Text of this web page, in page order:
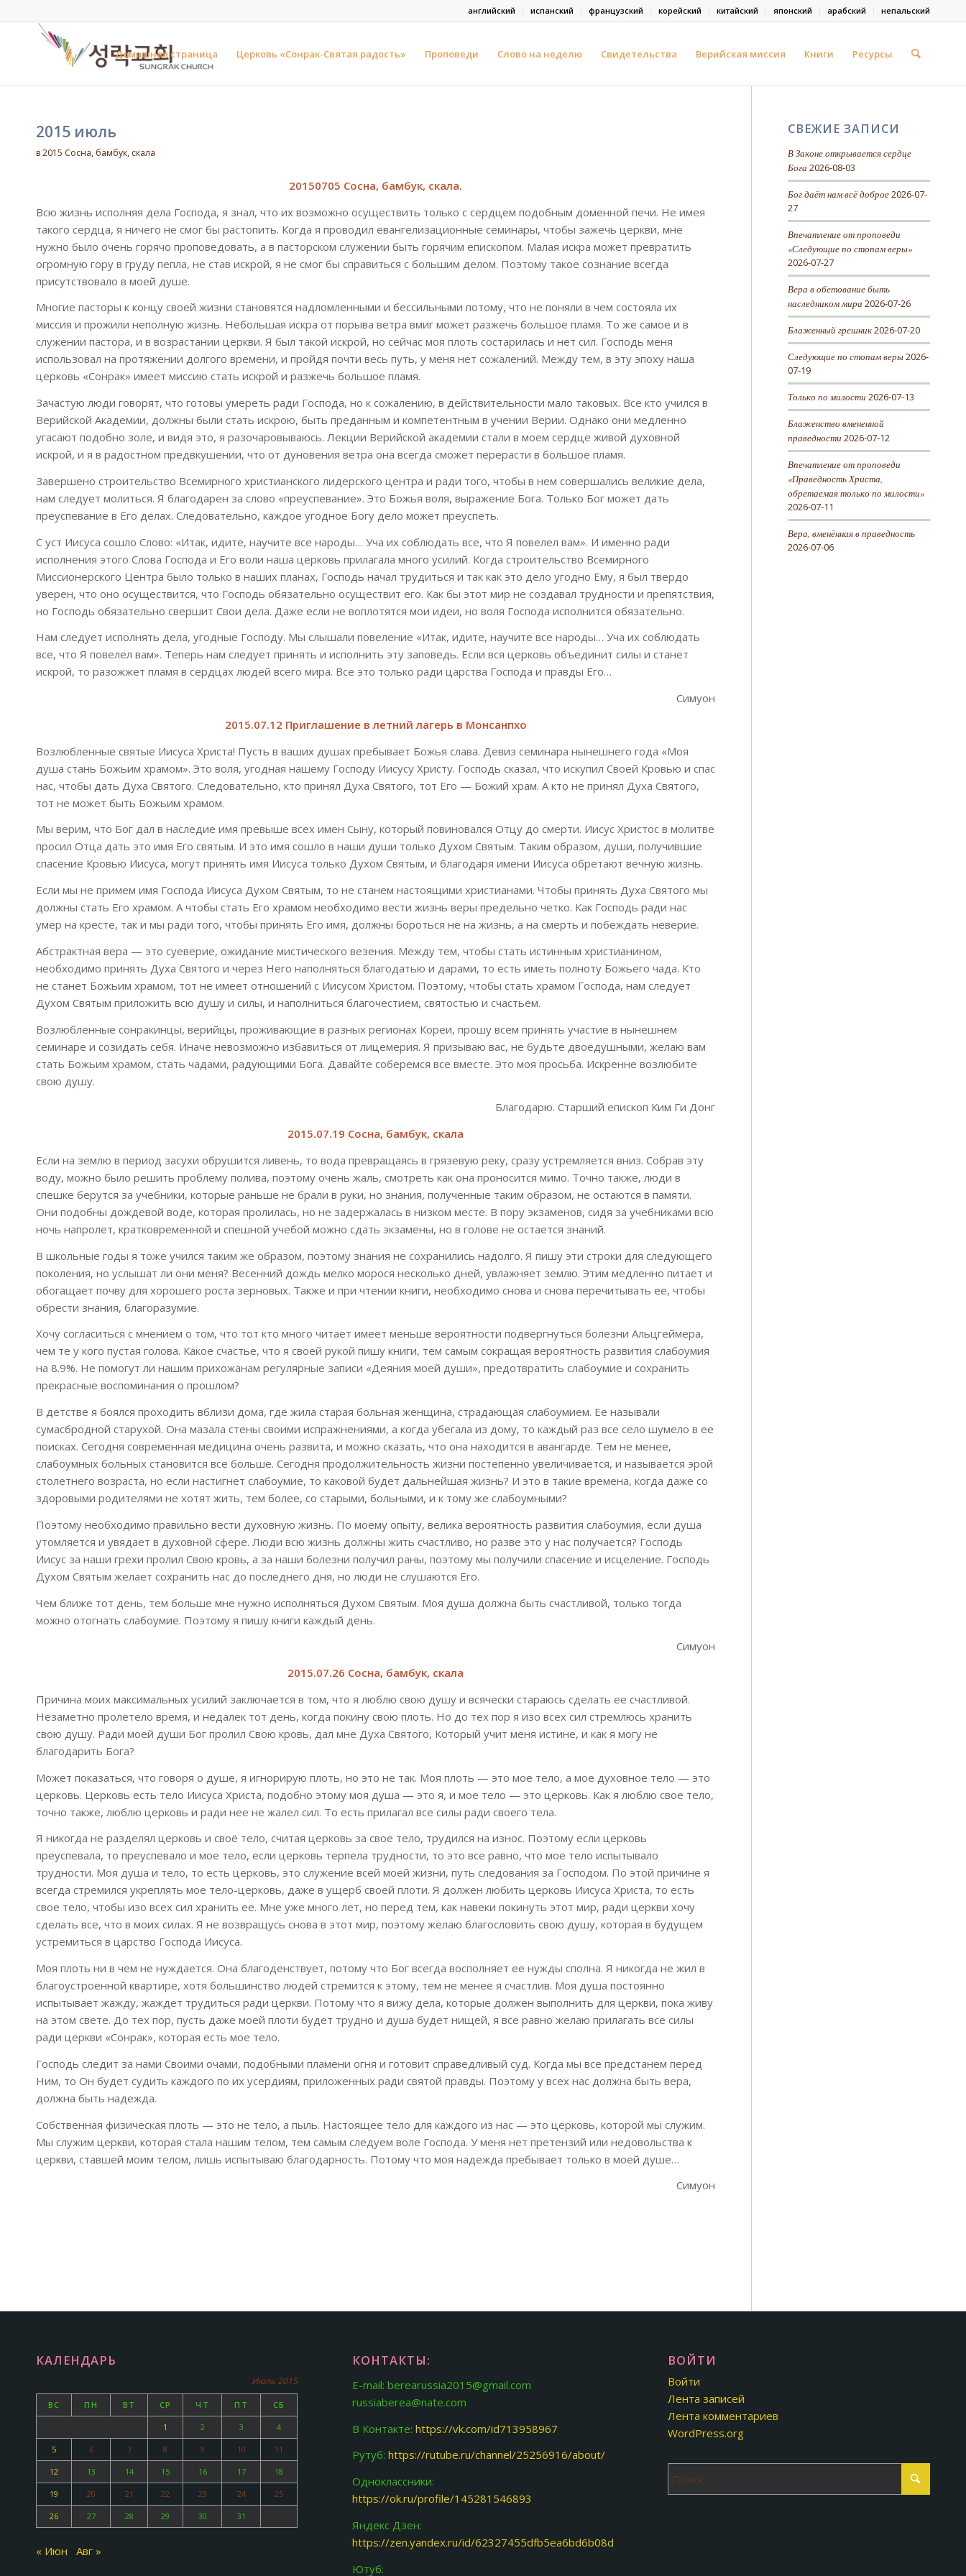
английский испанский французский корейский китайский японский арабский непальский
Домашняя страница Церковь «Сонрак-Святая радость» Проповеди Слово на неделю Свидетельства Верийская миссия Книги Ресурсы
2015 июль
в2015 Сосна, бамбук, скала
20150705 Сосна, бамбук, скала.
Всю жизнь исполняя дела Господа, я знал, что их возможно осуществить только с сердцем подобным доменной печи. Не имея
такого сердца, я ничего не смог бы растопить. Когда я проводил евангелизационные семинары, чтобы зажечь церкви, мне
нужно было очень горячо проповедовать, а в пасторском служении быть горячим епископом. Малая искра может превратить
огромную гору в груду пепла, не став искрой, я не смог бы справиться с большим делом. Поэтому такое сознание всегда
присутствовало в моей душе.
Многие пасторы к концу своей жизни становятся надломленными и бессильными потому, что не поняли в чем состояла их
миссия и прожили неполную жизнь. Небольшая искра от порыва ветра вмиг может разжечь большое пламя. То же самое и в
служении пастора, и в возрастании церкви. Я был такой искрой, но сейчас моя плоть состарилась и нет сил. Господь меня
использовал на протяжении долгого времени, и пройдя почти весь путь, у меня нет сожалений. Между тем, в эту эпоху наша
церковь «Сонрак» имеет миссию стать искрой и разжечь большое пламя.
Зачастую люди говорят, что готовы умереть ради Господа, но к сожалению, в действительности мало таковых. Все кто учился в
Верийской Академии, должны были стать искрою, быть преданным и компетентным в учении Верии. Однако они медленно
угасают подобно золе, и видя это, я разочаровываюсь. Лекции Верийской академии стали в моем сердце живой духовной
искрой, и я в радостном предвкушении, что от дуновения ветра она всегда сможет перерасти в большое пламя.
Завершено строительство Всемирного христианского лидерского центра и ради того, чтобы в нем совершались великие дела,
нам следует молиться. Я благодарен за слово «преуспевание». Это Божья воля, выражение Бога. Только Бог может дать
преуспевание в Его делах. Следовательно, каждое угодное Богу дело может преуспеть.
С уст Иисуса сошло Слово: «Итак, идите, научите все народы… Уча их соблюдать все, что Я повелел вам». И именно ради
исполнения этого Слова Господа и Его воли наша церковь прилагала много усилий. Когда строительство Всемирного
Миссионерского Центра было только в наших планах, Господь начал трудиться и так как это дело угодно Ему, я был твердо
уверен, что оно осуществится, что Господь обязательно осуществит его. Как бы этот мир не создавал трудности и препятствия,
но Господь обязательно свершит Свои дела. Даже если не воплотятся мои идеи, но воля Господа исполнится обязательно.
Нам следует исполнять дела, угодные Господу. Мы слышали повеление «Итак, идите, научите все народы… Уча их соблюдать
все, что Я повелел вам». Теперь нам следует принять и исполнить эту заповедь. Если вся церковь объединит силы и станет
искрой, то разожжет пламя в сердцах людей всего мира. Все это только ради царства Господа и правды Его…
Симуон
2015.07.12 Приглашение в летний лагерь в Монсанпхо
Возлюбленные святые Иисуса Христа! Пусть в ваших душах пребывает Божья слава. Девиз семинара нынешнего года «Моя
душа стань Божьим храмом». Это воля, угодная нашему Господу Иисусу Христу. Господь сказал, что искупил Своей Кровью и спас
нас, чтобы дать Духа Святого. Следовательно, кто принял Духа Святого, тот Его — Божий храм. А кто не принял Духа Святого,
тот не может быть Божьим храмом.
Мы верим, что Бог дал в наследие имя превыше всех имен Сыну, который повиновался Отцу до смерти. Иисус Христос в молитве
просил Отца дать это имя Его святым. И это имя сошло в наши души только Духом Святым. Таким образом, души, получившие
спасение Кровью Иисуса, могут принять имя Иисуса только Духом Святым, и благодаря имени Иисуса обретают вечную жизнь.
Если мы не примем имя Господа Иисуса Духом Святым, то не станем настоящими христианами. Чтобы принять Духа Святого мы
должны стать Его храмом. А чтобы стать Его храмом необходимо вести жизнь веры предельно четко. Как Господь ради нас
умер на кресте, так и мы ради того, чтобы принять Его имя, должны бороться не на жизнь, а на смерть и побеждать неверие.
Абстрактная вера — это суеверие, ожидание мистического везения. Между тем, чтобы стать истинным христианином,
необходимо принять Духа Святого и через Него наполняться благодатью и дарами, то есть иметь полноту Божьего чада. Кто
не станет Божьим храмом, тот не имеет отношений с Иисусом Христом. Поэтому, чтобы стать храмом Господа, нам следует
Духом Святым приложить всю душу и силы, и наполниться благочестием, святостью и счастьем.
Возлюбленные сонракинцы, верийцы, проживающие в разных регионах Кореи, прошу всем принять участие в нынешнем
семинаре и созидать себя. Иначе невозможно избавиться от лицемерия. Я призываю вас, не будьте двоедушными, желаю вам
стать Божьим храмом, стать чадами, радующими Бога. Давайте соберемся все вместе. Это моя просьба. Искренне возлюбите
свою душу.
Благодарю. Старший епископ Ким Ги Донг
2015.07.19 Сосна, бамбук, скала
Если на землю в период засухи обрушится ливень, то вода превращаясь в грязевую реку, сразу устремляется вниз. Собрав эту
воду, можно было решить проблему полива, поэтому очень жаль, смотреть как она проносится мимо. Точно также, люди в
спешке берутся за учебники, которые раньше не брали в руки, но знания, полученные таким образом, не остаются в памяти.
Они подобны дождевой воде, которая пролилась, но не задержалась в низком месте. В пору экзаменов, сидя за учебниками всю
ночь напролет, кратковременной и спешной учебой можно сдать экзамены, но в голове не остается знаний.
В школьные годы я тоже учился таким же образом, поэтому знания не сохранились надолго. Я пишу эти строки для следующего
поколения, но услышат ли они меня? Весенний дождь мелко морося несколько дней, увлажняет землю. Этим медленно питает и
обогащает почву для хорошего роста зерновых. Также и при чтении книги, необходимо снова и снова перечитывать ее, чтобы
обрести знания, благоразумие.
Хочу согласиться с мнением о том, что тот кто много читает имеет меньше вероятности подвергнуться болезни Альцгеймера,
чем те у кого пустая голова. Какое счастье, что я своей рукой пишу книги, тем самым сокращая вероятность развития слабоумия
на 8.9%. Не помогут ли нашим прихожанам регулярные записи «Деяния моей души», предотвратить слабоумие и сохранить
прекрасные воспоминания о прошлом?
В детстве я боялся проходить вблизи дома, где жила старая больная женщина, страдающая слабоумием. Ее называли
сумасбродной старухой. Она мазала стены своими испражнениями, а когда убегала из дому, то каждый раз все село шумело в ее
поисках. Сегодня современная медицина очень развита, и можно сказать, что она находится в авангарде. Тем не менее,
слабоумных больных становится все больше. Сегодня продолжительность жизни постепенно увеличивается, и называется эрой
столетнего возраста, но если настигнет слабоумие, то каковой будет дальнейшая жизнь? И это в такие времена, когда даже со
здоровыми родителями не хотят жить, тем более, со старыми, больными, и к тому же слабоумными?
Поэтому необходимо правильно вести духовную жизнь. По моему опыту, велика вероятность развития слабоумия, если душа
утомляется и увядает в духовной сфере. Люди всю жизнь должны жить счастливо, но разве это у нас получается? Господь
Иисус за наши грехи пролил Свою кровь, а за наши болезни получил раны, поэтому мы получили спасение и исцеление. Господь
Духом Святым желает сохранить нас до последнего дня, но люди не слушаются Его.
Чем ближе тот день, тем больше мне нужно исполняться Духом Святым. Моя душа должна быть счастливой, только тогда
можно отогнать слабоумие. Поэтому я пишу книги каждый день.
Симуон
2015.07.26 Сосна, бамбук, скала
Причина моих максимальных усилий заключается в том, что я люблю свою душу и всячески стараюсь сделать ее счастливой.
Незаметно пролетело время, и недалек тот день, когда покину свою плоть. Но до тех пор я изо всех сил стремлюсь хранить
свою душу. Ради моей души Бог пролил Свою кровь, дал мне Духа Святого, Который учит меня истине, и как я могу не
благодарить Бога?
Может показаться, что говоря о душе, я игнорирую плоть, но это не так. Моя плоть — это мое тело, а мое духовное тело — это
церковь. Церковь есть тело Иисуса Христа, подобно этому моя душа — это я, и мое тело — это церковь. Как я люблю свое тело,
точно также, люблю церковь и ради нее не жалел сил. То есть прилагал все силы ради своего тела.
Я никогда не разделял церковь и своё тело, считая церковь за свое тело, трудился на износ. Поэтому если церковь
преуспевала, то преуспевало и мое тело, если церковь терпела трудности, то это все равно, что мое тело испытывало
трудности. Моя душа и тело, то есть церковь, это служение всей моей жизни, путь следования за Господом. По этой причине я
всегда стремился укреплять мое тело-церковь, даже в ущерб своей плоти. Я должен любить церковь Иисуса Христа, то есть
свое тело, чтобы изо всех сил хранить ее. Мне уже много лет, но перед тем, как навеки покинуть этот мир, ради церкви хочу
сделать все, что в моих силах. Я не возвращусь снова в этот мир, поэтому желаю благословить свою душу, которая в будущем
устремиться в царство Господа Иисуса.
Моя плоть ни в чем не нуждается. Она благоденствует, потому что Бог всегда восполняет ее нужды сполна. Я никогда не жил в
благоустроенной квартире, хотя большинство людей стремится к этому, тем не менее я счастлив. Моя душа постоянно
испытывает жажду, жаждет трудиться ради церкви. Потому что я вижу дела, которые должен выполнить для церкви, пока живу
на этом свете. До тех пор, пусть даже моей плоти будет трудно и душа будет нищей, я все равно желаю прилагать все силы
ради церкви «Сонрак», которая есть мое тело.
Господь следит за нами Своими очами, подобными пламени огня и готовит справедливый суд. Когда мы все предстанем перед
Ним, то Он будет судить каждого по их усердиям, приложенных ради святой правды. Поэтому у всех нас должна быть вера,
должна быть надежда.
Собственная физическая плоть — это не тело, а пыль. Настоящее тело для каждого из нас — это церковь, которой мы служим.
Мы служим церкви, которая стала нашим телом, тем самым следуем воле Господа. У меня нет претензий или недовольства к
церкви, ставшей моим телом, лишь испытываю благодарность. Потому что моя надежда пребывает только в моей душе…
Симуон
СВЕЖИЕ ЗАПИСИ
В Законе открывается сердце
Бога 2026-08-03
Бог даёт нам всё доброе2026-07-
27
Впечатление от проповеди
«Следующие по стопам веры»
2026-07-27
Вера в обетование быть
наследником мира 2026-07-26
Блаженный грешник2026-07-20
Следующие по стопам веры2026-
07-19
Только по милости 2026-07-13
Блаженство вмененной
праведности 2026-07-12
Впечатление от проповеди
«Праведность Христа,
обретаемая только по милости»
2026-07-11
Вера, вменённая в праведность
2026-07-06
КАЛЕНДАРЬ
Июль 2015
ВС ПН ВТ СР ЧТ ПТ СБ
1 2 3 4
5 6 7 8 9 10 11
12 13 14 15 16 17 18
19 20 21 22 23 24 25
26 27 28 29 30 31
« Июн Авг »
КОНТАКТЫ:
E-mail: berearussia2015@gmail.com
russiaberea@nate.com
В Контакте: https://vk.com/id713958967
Рутуб: https://rutube.ru/channel/25256916/about/
Одноклассники:
https://ok.ru/profile/145281546893
Яндекс Дзен:
https://zen.yandex.ru/id/62327455dfb5ea6bd6b08d31
Ютуб:
ВОЙТИ
Войти
Лента записей
Лента комментариев
WordPress.org